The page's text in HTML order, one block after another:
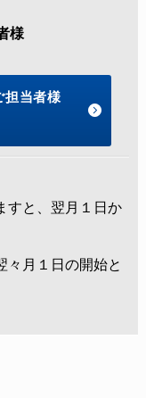
様
担当者様
すと、翌月１日か
々月１日の開始と